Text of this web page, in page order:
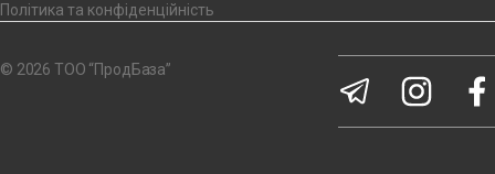
Політика та конфіденційність
© 2026 ТОО “ПродБаза”